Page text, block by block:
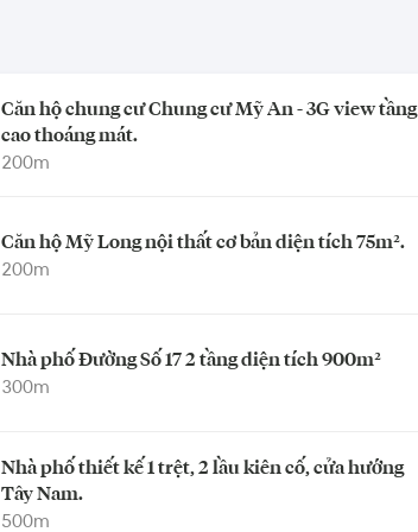
Căn hộ chung cư Chung cư Mỹ An - 3G view tầng
cao thoáng mát.
200m
Căn hộ Mỹ Long nội thất cơ bản diện tích 75m².
200m
Nhà phố Đường Số 17 2 tầng diện tích 900m²
300m
Nhà phố thiết kế 1 trệt, 2 lầu kiên cố, cửa hướng
Tây Nam.
500m